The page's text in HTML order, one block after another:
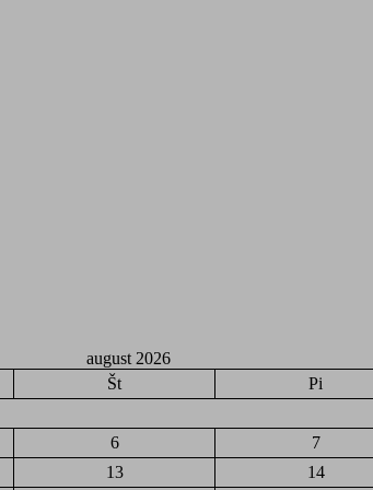
august 2026
Št Pi
6 7
13 14